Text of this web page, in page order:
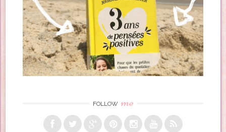
FOLLOW me